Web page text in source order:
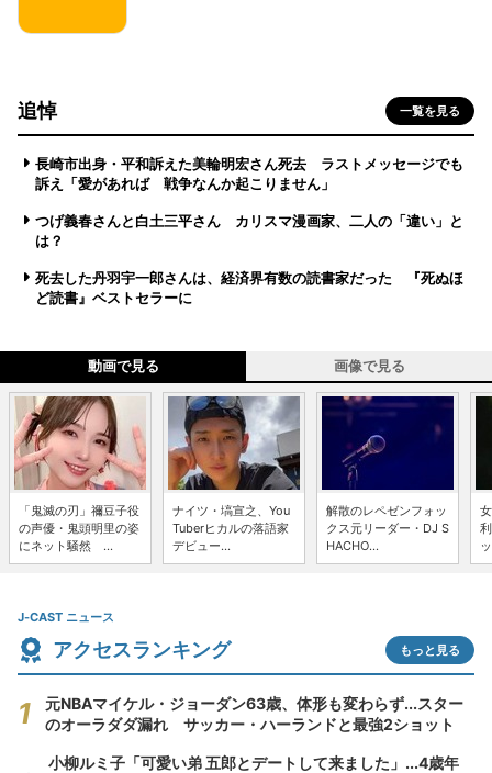
追悼 一覧を見る
長崎市出身・平和訴えた美輪明宏さん死去 ラストメッセージでも
訴え「愛があれば 戦争なんか起こりません」
つげ義春さんと白土三平さん カリスマ漫画家、二人の「違い」と
は？
死去した丹羽宇一郎さんは、経済界有数の読書家だった 『死ぬほ
ど読書』ベストセラーに
動画で見る 画像で見る
「鬼滅の刃」禰豆子役
の声優・鬼頭明里の姿
にネット騒然 ...
ナイツ・塙宣之、You
Tuberヒカルの落語家
デビュー...
解散のレペゼンフォッ
クス元リーダー・DJ S
HACHO...
J-CAST ニュース
アクセスランキング もっと見る
元NBAマイケル・ジョーダン63歳、体形も変わらず...スター
のオーラダダ漏れ サッカー・ハーランドと最強2ショット
小柳ルミ子「可愛い弟 五郎とデートして来ました」...4歳年